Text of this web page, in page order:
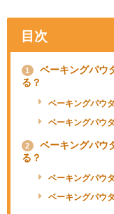
目次
1
ベーキングパウ
る？
ベーキングパウ
ベーキングパウ
2
ベーキングパウ
る？
ベーキングパウ
ベーキングパウ